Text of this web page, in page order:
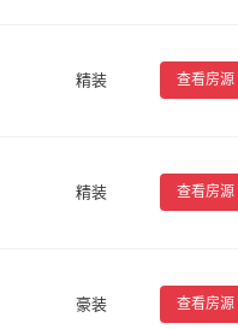
精装 查看房源
精装 查看房源
豪装 查看房源